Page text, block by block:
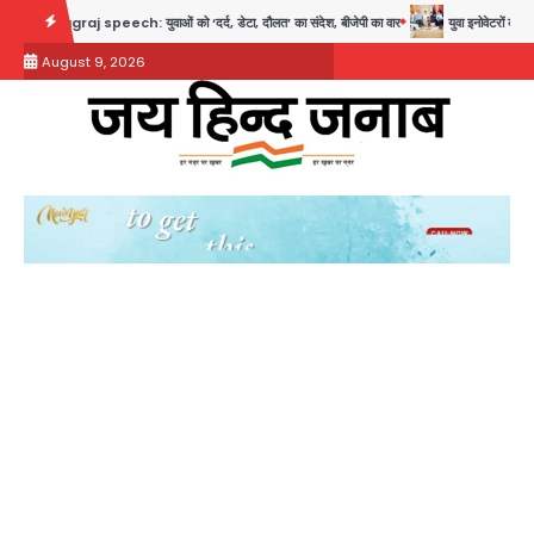
content
speech: युवाओं को ‘दर्द, डेटा, दौलत’ का संदेश, बीजेपी का वार युवा इनोवेटरों की सोच से
August 9, 2026